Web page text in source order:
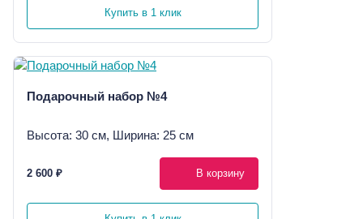
Купить в 1 клик
Подарочный набор №4
Высота: 30 см, Ширина: 25 см
2 600 ₽ В корзину